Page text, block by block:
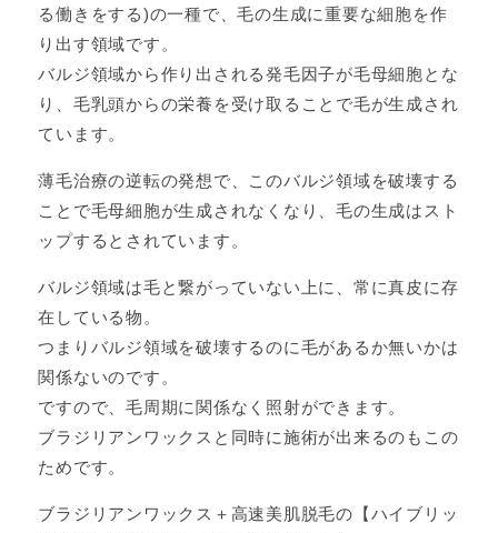
る働きをする)の一種で、毛の生成に重要な細胞を作
り出す領域です。
バルジ領域から作り出される発毛因子が毛母細胞とな
り、毛乳頭からの栄養を受け取ることで毛が生成され
ています。
薄毛治療の逆転の発想で、このバルジ領域を破壊する
ことで毛母細胞が生成されなくなり、毛の生成はスト
ップするとされています。
バルジ領域は毛と繋がっていない上に、常に真皮に存
在している物。
つまりバルジ領域を破壊するのに毛があるか無いかは
関係ないのです。
ですので、毛周期に関係なく照射ができます。
ブラジリアンワックスと同時に施術が出来るのもこの
ためです。
ブラジリアンワックス＋高速美肌脱毛の【ハイブリッ